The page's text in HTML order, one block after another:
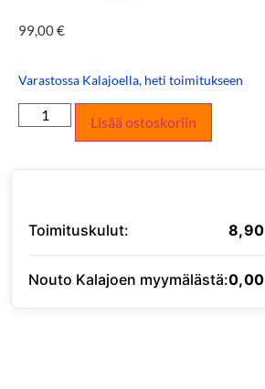
99,00€
Varastossa Kalajoella, heti toimitukseen
Lisää ostoskoriin
Toimituskulut: 8,90
Nouto Kalajoen myymälästä:0,00